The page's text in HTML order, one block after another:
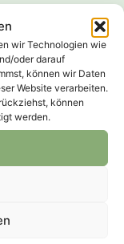
wir Technologien wie
oder darauf
können wir Daten
Website verarbeiten.
können
werden.